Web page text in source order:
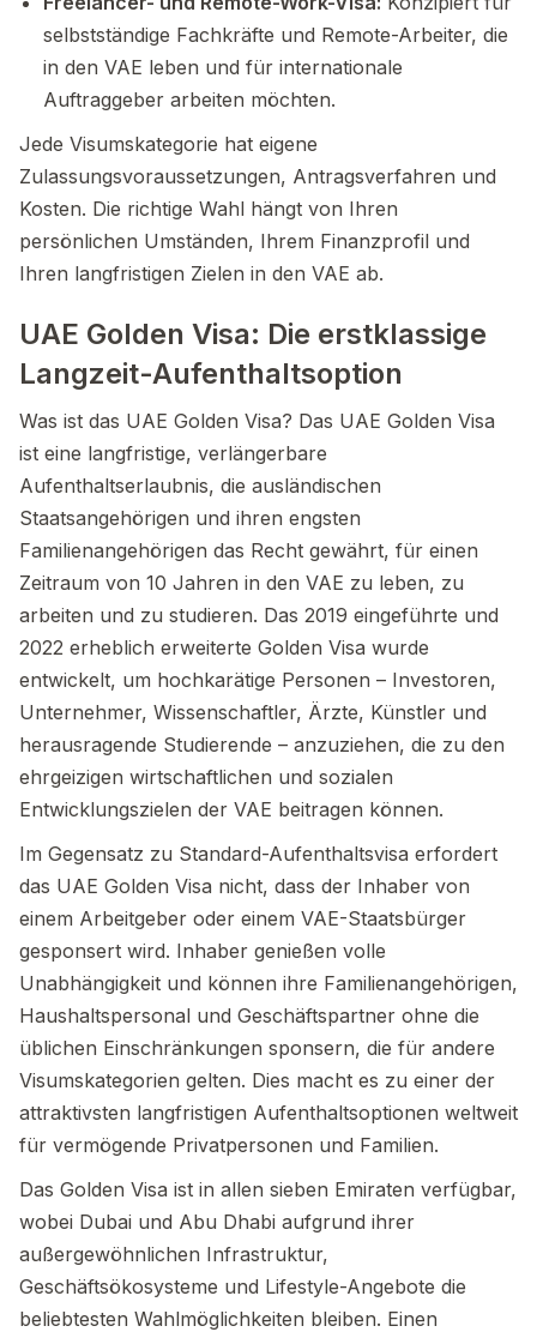
selbstständige Fachkräfte und Remote-Arbeiter, die
in den VAE leben und für internationale
Auftraggeber arbeiten möchten.
Jede Visumskategorie hat eigene
Zulassungsvoraussetzungen, Antragsverfahren und
Kosten. Die richtige Wahl hängt von Ihren
persönlichen Umständen, Ihrem Finanzprofil und
Ihren langfristigen Zielen in den VAE ab.
UAE Golden Visa: Die erstklassige
Langzeit-Aufenthaltsoption
Was ist das UAE Golden Visa? Das UAE Golden Visa
ist eine langfristige, verlängerbare
Aufenthaltserlaubnis, die ausländischen
Staatsangehörigen und ihren engsten
Familienangehörigen das Recht gewährt, für einen
Zeitraum von 10 Jahren in den VAE zu leben, zu
arbeiten und zu studieren. Das 2019 eingeführte und
2022 erheblich erweiterte Golden Visa wurde
entwickelt, um hochkarätige Personen – Investoren,
Unternehmer, Wissenschaftler, Ärzte, Künstler und
herausragende Studierende – anzuziehen, die zu den
ehrgeizigen wirtschaftlichen und sozialen
Entwicklungszielen der VAE beitragen können.
Im Gegensatz zu Standard-Aufenthaltsvisa erfordert
das UAE Golden Visa nicht, dass der Inhaber von
einem Arbeitgeber oder einem VAE-Staatsbürger
gesponsert wird. Inhaber genießen volle
Unabhängigkeit und können ihre Familienangehörigen,
Haushaltspersonal und Geschäftspartner ohne die
üblichen Einschränkungen sponsern, die für andere
Visumskategorien gelten. Dies macht es zu einer der
attraktivsten langfristigen Aufenthaltsoptionen weltweit
für vermögende Privatpersonen und Familien.
Das Golden Visa ist in allen sieben Emiraten verfügbar,
wobei Dubai und Abu Dhabi aufgrund ihrer
außergewöhnlichen Infrastruktur,
Geschäftsökosysteme und Lifestyle-Angebote die
beliebtesten Wahlmöglichkeiten bleiben. Einen